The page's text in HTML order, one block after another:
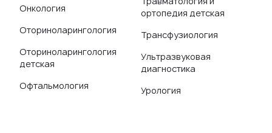
Онкология
Оториноларингология
Оториноларингология
детская
Офтальмология
ортопедия детская
Трансфузиология
Ультразвуковая
диагностика
Урология